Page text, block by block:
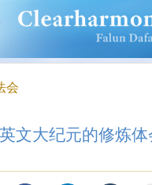
会
文大纪元的修炼体